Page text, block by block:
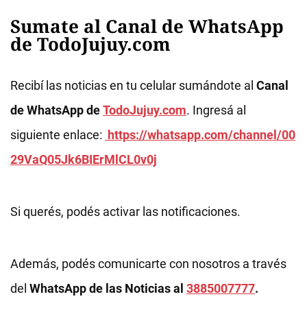
Sumate al Canal de WhatsApp
de TodoJujuy.com
Recibí las noticias en tu celular sumándote al Canal
de WhatsApp deTodoJujuy.com. Ingresá al
siguiente enlace: https://whatsapp.com/channel/00
29VaQ05Jk6BIErMlCL0v0j
Si querés, podés activar las notificaciones.
Además, podés comunicarte con nosotros a través
del WhatsApp de las Noticias al 3885007777.